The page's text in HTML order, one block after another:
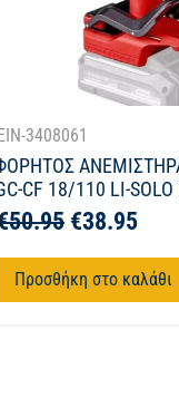
EIN-3408061
CF 18/110 LI-
50.95 €38.95
Προσθήκη στο καλάθι